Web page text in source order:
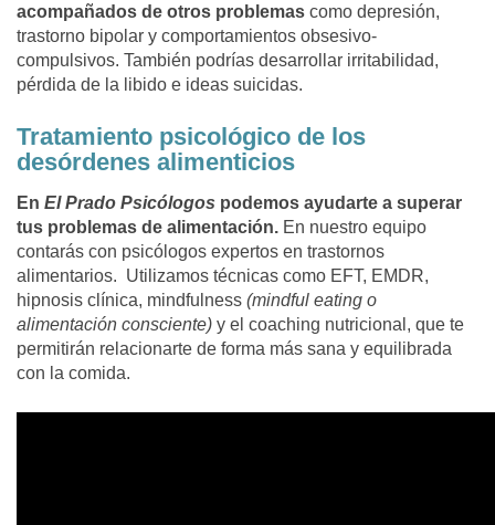
acompañados de otros problemas como depresión,
trastorno bipolar y comportamientos obsesivo-
compulsivos. También podrías desarrollar irritabilidad,
pérdida de la libido e ideas suicidas.
Tratamiento psicológico de los
desórdenes alimenticios
En El Prado Psicólogos podemos ayudarte a superar
tus problemas de alimentación. En nuestro equipo
contarás con psicólogos expertos en trastornos
alimentarios. Utilizamos técnicas como EFT, EMDR,
hipnosis clínica, mindfulness (mindful eating o
alimentación consciente) y el coaching nutricional, que te
permitirán relacionarte de forma más sana y equilibrada
con la comida.